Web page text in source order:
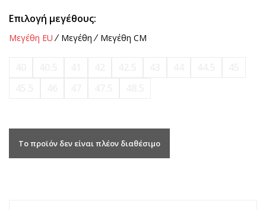
Επιλογή μεγέθους:
Μεγέθη EU Μεγέθη Μεγέθη CM
Το προϊόν δεν είναι πλέον διαθέσιμο